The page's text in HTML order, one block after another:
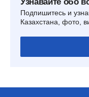
Узнавайте обо
Подпишитесь и
Казахстана, фото,